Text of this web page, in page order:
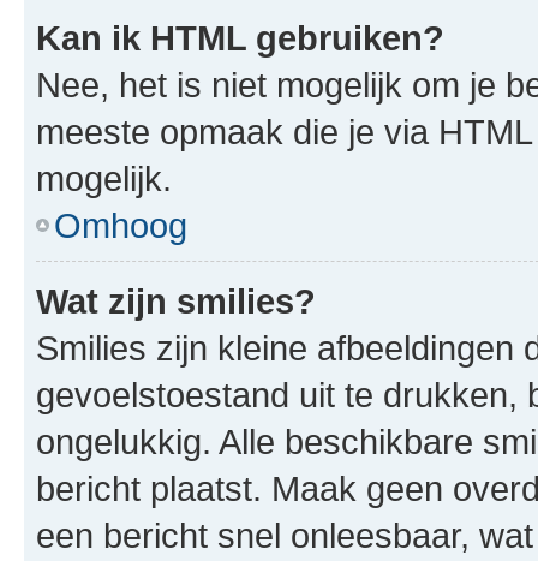
Kan ik HTML gebruiken?
Nee, het is niet mogelijk om je
meeste opmaak die je via
mogelijk.
Omhoog
Wat zijn smilies?
Smilies zijn kleine afbeeldingen
gevoelstoestand uit te drukken,
ongelukkig. Alle beschikbare
bericht plaatst. Maak geen
een bericht snel onleesbaar,